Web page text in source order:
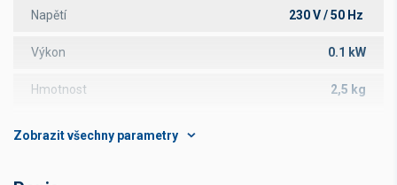
Napětí 230 V / 50 Hz
Výkon 0.1 kW
Hmotnost 2,5 kg